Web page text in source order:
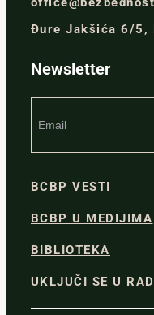
Đure Jakšića 6/5,
Newsletter
BCBP VESTI
BCBP U MEDIJIMA
BIBLIOTEKA
UKLJUČI SE U